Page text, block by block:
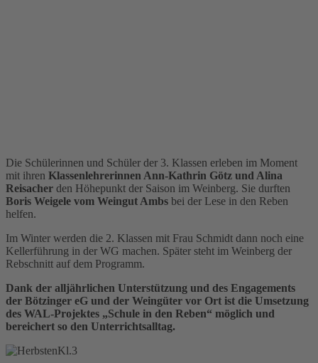
Die Schülerinnen und Schüler der 3. Klassen erleben im Moment
mit ihren Klassenlehrerinnen Ann-Kathrin Götz und Alina
Reisacher den Höhepunkt der Saison im Weinberg. Sie durften
Boris Weigele vom Weingut Ambs bei der Lese in den Reben
helfen.
Im Winter werden die 2. Klassen mit Frau Schmidt dann noch eine
Kellerführung in der WG machen. Später steht im Weinberg der
Rebschnitt auf dem Programm.
Dank der alljährlichen Unterstützung und des Engagements
der Bötzinger eG und der Weingüter vor Ort ist die Umsetzung
des WAL-Projektes „Schule in den Reben“ möglich und
bereichert so den Unterrichtsalltag.